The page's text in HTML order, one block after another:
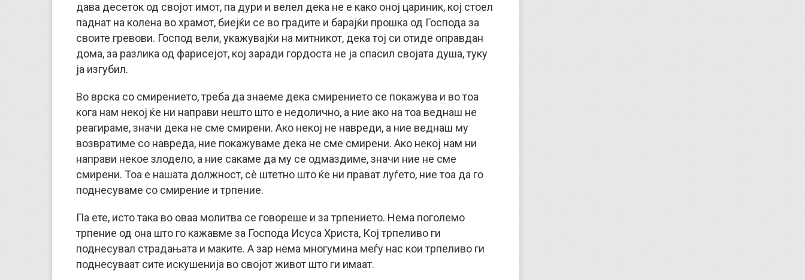
дава десеток од својот имот, па дури и велел дека не е како оној цариник, кој стоел
паднат на колена во храмот, биејќи се во градите и барајќи прошка од Господа за
своите гревови. Господ вели, укажувајќи на митникот, дека тој си отиде оправдан
дома, за разлика од фарисејот, кој заради гордоста не ја спасил својата душа, туку
ја изгубил.
Во врска со смирението, треба да знаеме дека смирението се покажува и во тоа
кога нам некој ќе ни направи нешто што е недолично, а ние ако на тоа веднаш не
реагираме, значи дека не сме смирени. Ако некој не навреди, а ние веднаш му
возвратиме со навреда, ние покажуваме дека не сме смирени. Ако некој нам ни
направи некое злодело, а ние сакаме да му се одмаздиме, значи ние не сме
смирени. Тоа е нашата должност, сè штетно што ќе ни прават луѓето, ние тоа да го
поднесуваме со смирение и трпение.
Па ете, исто така во оваа молитва се говореше и за трпението. Нема поголемо
трпение од она што го кажавме за Господа Исуса Христа, Кој трпеливо ги
поднесувал страдањата и маките. А зар нема многумина меѓу нас кои трпеливо ги
поднесуваат сите искушенија во својот живот што ги имаат.